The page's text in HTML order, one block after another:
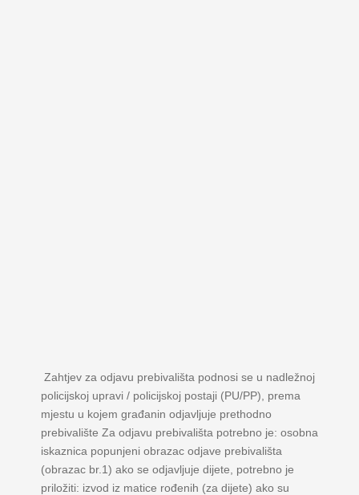
Zahtjev za odjavu prebivališta podnosi se u nadležnoj
policijskoj upravi / policijskoj postaji (PU/PP), prema
mjestu u kojem građanin odjavljuje prethodno
prebivalište Za odjavu prebivališta potrebno je: osobna
iskaznica popunjeni obrazac odjave prebivališta
(obrazac br.1) ako se odjavljuje dijete, potrebno je
priložiti: izvod iz matice rođenih (za dijete) ako su